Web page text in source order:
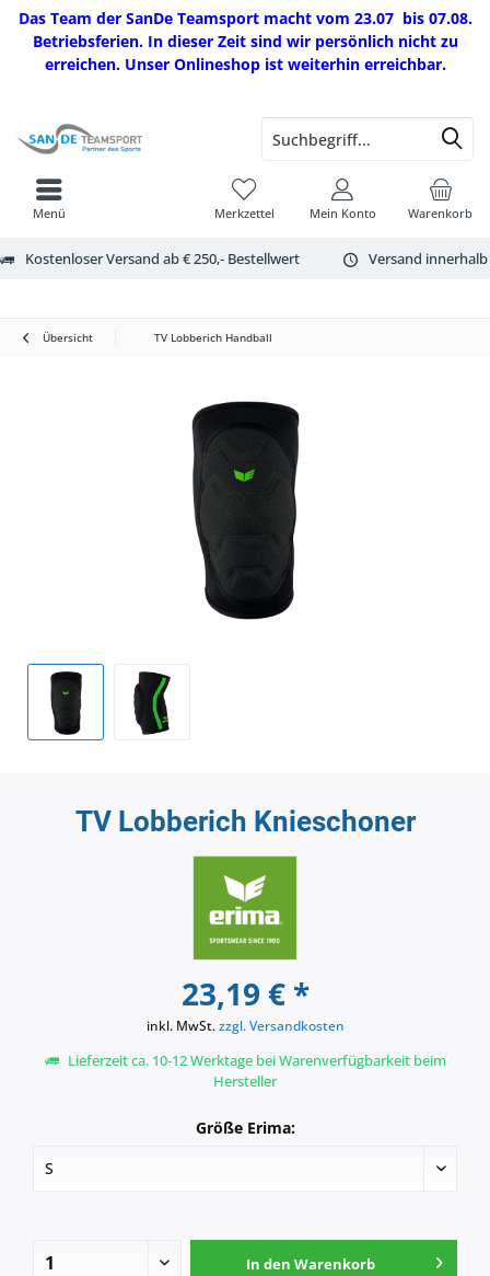
Das Team der SanDe Teamsport macht vom 23.07 bis 07.08.
Betriebsferien. In dieser Zeit sind wir persönlich nicht zu
erreichen. Unser Onlineshop ist weiterhin erreichbar.
Kostenloser Versand ab € 250,- Bestellwert Versand
Warenkorb
Merkzettel Mein Konto
Menü
Übersicht TV Lobberich Handball
TV Lobberich Knieschoner
23,19 € *
inkl. MwSt.zzgl. Versandkosten
Lieferzeit ca. 10-12 Werktage bei Warenverfügbarkeit beim
Hersteller
Größe Erima:
In den Warenkorb